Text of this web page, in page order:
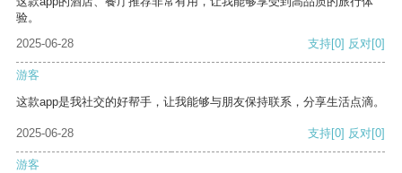
验。
2025-06-28
支持[0] 反对[0]
游客
这款app是我社交的好帮手，让我能够与朋友保持联系，分享生活点滴。
2025-06-28 支持[0] 反对[0]
游客